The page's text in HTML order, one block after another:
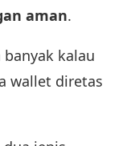
aman.
kalau
wallet diretas